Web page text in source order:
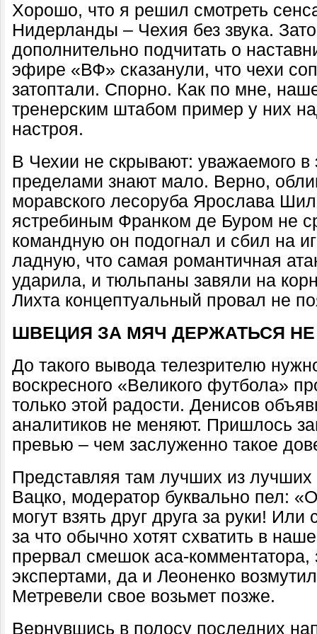
Хорошо, что я решил смотреть
Нидерланды – Чехия без звука.
дополнительно подчитать о
эфире «ВФ» сказанули, что чехи
затоптали. Спорно. Как по мне,
тренерским штабом пример у них
настроя.
В Чехии не скрывают: уважаемого в
пределами знают мало. Верно,
моравского лесоруба Ярослава
ястребиным Франком де Буром не
командную он подогнал и сбил на
ладную, что самая романтичная
ударила, и тюльпаны завяли на
Лихта концептуальный провал не
ШВЕЦИЯ ЗА МЯЧ ДЕРЖАТЬСЯ
До такого вывода телезрителю
воскресного «Великого футбола»
только этой радости. Денисов
аналитиков не меняют. Пришлось
превью – чем заслуженно такое
Представляя там лучших из
Вацко, модератор буквально пел:
могут взять друг друга за руки! Или
за что обычно хотят схватить в
прервал смешок аса-комментатора,
экспертами, да и Леоненко
Метревели свое возьмет позже.
Вернувшись в полосу последних